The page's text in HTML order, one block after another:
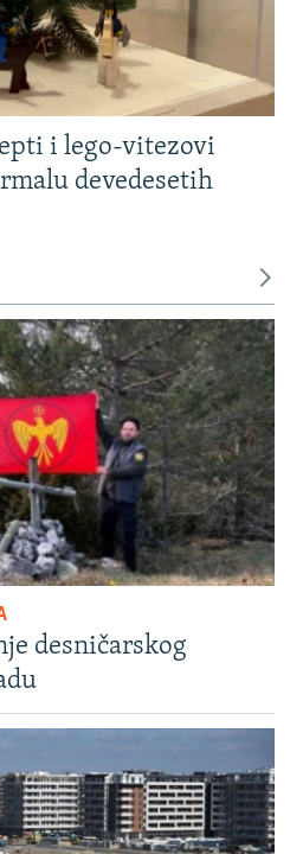
i lego-vitezovi
devedesetih
desničarskog